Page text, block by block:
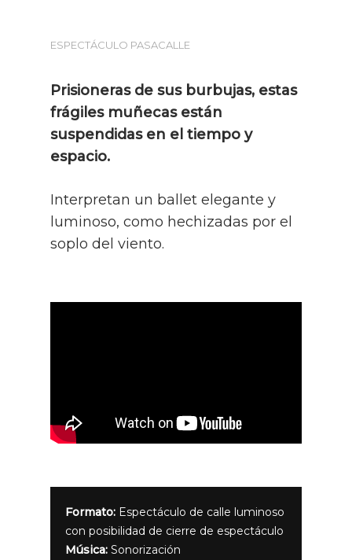
ESPECTÁCULO PASACALLE
Prisioneras de sus burbujas, estas
frágiles muñecas están
suspendidas en el tiempo y
espacio.
Interpretan un ballet elegante y
luminoso, como hechizadas por el
soplo del viento.
Formato: Espectáculo de calle luminoso
con posibilidad de cierre de espectáculo
Música:Sonorización